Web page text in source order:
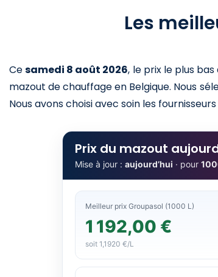
Les
Cesamedi 8 août 2026, le prix le plus bas
mazout de chauffage en Belgique. Nous
Nous avons choisi avec soin les
Prix du mazout
Mise à jour : aujourd’hui · pour
Meilleur prix Groupasol (1000 L)
1 192,00 €
soit 1,1920 €/L